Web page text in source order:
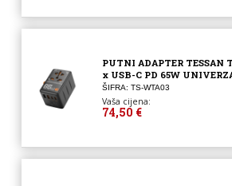
PUTNI ADAPTER TESSAN
x USB-C PD 65W
ŠIFRA: TS-WTA03
Vaša cijena:
74,50 €